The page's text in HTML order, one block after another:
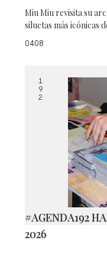
Miu Miu revisita su
siluetas más icónicas
0408
1
9
2
#AGENDA192
2026